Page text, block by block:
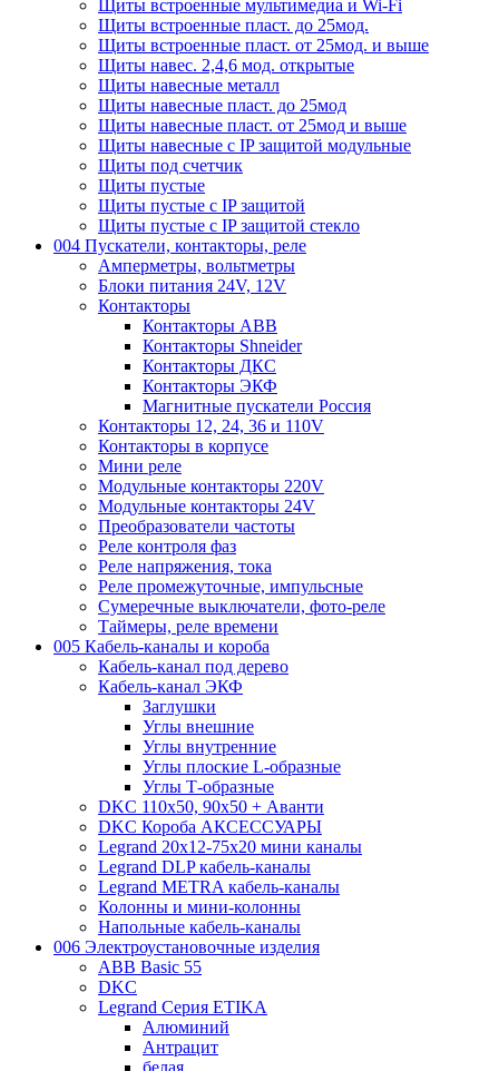
Щиты встроенные мультимедиа и Wi-Fi
Щиты встроенные пласт. до 25мод.
Щиты встроенные пласт. от 25мод. и выше
Щиты навес. 2,4,6 мод. открытые
Щиты навесные металл
Щиты навесные пласт. до 25мод
Щиты навесные пласт. от 25мод и выше
Щиты навесные с IP защитой модульные
Щиты под счетчик
Щиты пустые
Щиты пустые с IP защитой
Щиты пустые с IP защитой стекло
004 Пускатели, контакторы, реле
Амперметры, вольтметры
Блоки питания 24V, 12V
Контакторы
Контакторы ABB
Контакторы Shneider
Контакторы ДКС
Контакторы ЭКФ
Магнитные пускатели Россия
Контакторы 12, 24, 36 и 110V
Контакторы в корпусе
Мини реле
Модульные контакторы 220V
Модульные контакторы 24V
Преобразователи частоты
Реле контроля фаз
Реле напряжения, тока
Реле промежуточные, импульсные
Сумеречные выключатели, фото-реле
Таймеры, реле времени
005 Кабель-каналы и короба
Кабель-канал под дерево
Кабель-канал ЭКФ
Заглушки
Углы внешние
Углы внутренние
Углы плоские L-образные
Углы Т-образные
DKC 110х50, 90х50 + Аванти
DKC Короба АКСЕССУАРЫ
Legrand 20х12-75х20 мини каналы
Legrand DLP кабель-каналы
Legrand METRA кабель-каналы
Колонны и мини-колонны
Напольные кабель-каналы
006 Электроустановочные изделия
ABB Basic 55
DKC
Legrand Серия ETIKA
Алюминий
Антрацит
белая